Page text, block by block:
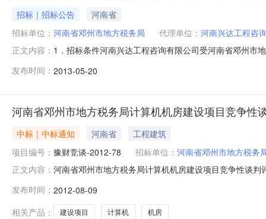
招标｜招标公告
河南省
招标单位： 河南省邓州市地方税务局 代理单位： 河南兴达工程咨
正文内容： 1．招标条件河南兴达工程咨询有限公司受河南省邓州市
概算：约47万元。３．投标人资格要求（1）具有独立的
发布时间： 2013-05-20
河南省邓州市地方税务局计算机机房建设项目竞争性
中标｜中标通知 河南省
工程建筑
项目编号： 豫财竞谈-2012-78 招标单位： 河南省邓州市地方税务
正文内容： 河南省邓州市地方税务局计算机机房建设项目竞争性谈
评审结果：成交供应商为：南阳市虹志数码电脑有限公
发布时间： 2012-08-09
相关产品：
建设项目 计算机 机房